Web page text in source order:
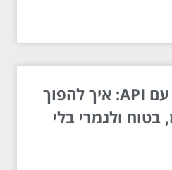
החתמת מסמכים עם API: איך להפוך
בטוח ולגמרי בלי